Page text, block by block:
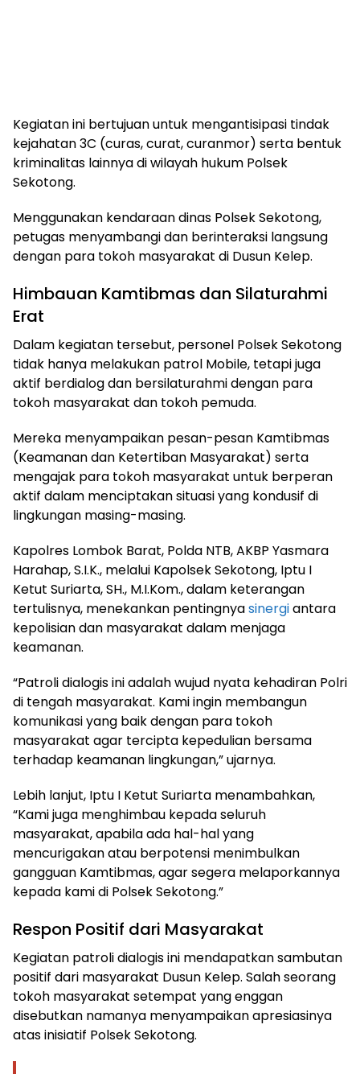
Kegiatan ini bertujuan untuk mengantisipasi tindak
kejahatan 3C (curas, curat, curanmor) serta bentuk
kriminalitas lainnya di wilayah hukum Polsek
Sekotong.
Menggunakan kendaraan dinas Polsek Sekotong,
petugas menyambangi dan berinteraksi langsung
dengan para tokoh masyarakat di Dusun Kelep.
Himbauan Kamtibmas dan Silaturahmi
Erat
Dalam kegiatan tersebut, personel Polsek Sekotong
tidak hanya melakukan patrol Mobile, tetapi juga
aktif berdialog dan bersilaturahmi dengan para
tokoh masyarakat dan tokoh pemuda.
Mereka menyampaikan pesan-pesan Kamtibmas
(Keamanan dan Ketertiban Masyarakat) serta
mengajak para tokoh masyarakat untuk berperan
aktif dalam menciptakan situasi yang kondusif di
lingkungan masing-masing.
Kapolres Lombok Barat, Polda NTB, AKBP Yasmara
Harahap, S.I.K., melalui Kapolsek Sekotong, Iptu I
Ketut Suriarta, SH., M.I.Kom., dalam keterangan
tertulisnya, menekankan pentingnyasinergiantara
kepolisian dan masyarakat dalam menjaga
keamanan.
“Patroli dialogis ini adalah wujud nyata kehadiran Polri
di tengah masyarakat. Kami ingin membangun
komunikasi yang baik dengan para tokoh
masyarakat agar tercipta kepedulian bersama
terhadap keamanan lingkungan,” ujarnya.
Lebih lanjut, Iptu I Ketut Suriarta menambahkan,
“Kami juga menghimbau kepada seluruh
masyarakat, apabila ada hal-hal yang
mencurigakan atau berpotensi menimbulkan
gangguan Kamtibmas, agar segera melaporkannya
kepada kami di Polsek Sekotong.”
Respon Positif dari Masyarakat
Kegiatan patroli dialogis ini mendapatkan sambutan
positif dari masyarakat Dusun Kelep. Salah seorang
tokoh masyarakat setempat yang enggan
disebutkan namanya menyampaikan apresiasinya
atas inisiatif Polsek Sekotong.